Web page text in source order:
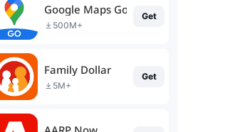
Google Maps Go
500M+
Get
Family Dollar
5M+
Get